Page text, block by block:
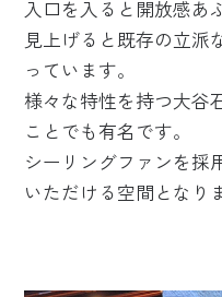
入口を入ると開放感あ
見上げると既存の立派
っています。
様々な特性を持つ大谷
ことでも有名です。
シーリングファンを採
いただける空間となり